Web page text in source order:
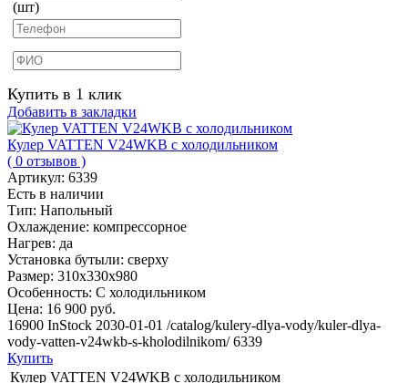
(шт)
Купить в 1 клик
Добавить в закладки
Кулер VATTEN V24WKB с холодильником
( 0 отзывов )
Артикул: 6339
Есть в наличии
Тип: Напольный
Охлаждение: компрессорное
Нагрев: да
Установка бутыли: сверху
Размер: 310х330х980
Особенность: С холодильником
Цена: 16 900 руб.
16900 InStock 2030-01-01 /catalog/kulery-dlya-vody/kuler-dlya-
vody-vatten-v24wkb-s-kholodilnikom/ 6339
Купить
Кулер VATTEN V24WKB с холодильником